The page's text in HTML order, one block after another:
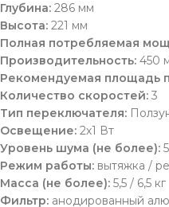
Глубина: 286 мм
Высота: 221 мм
Полная потребляемая
Производительность: 450
Рекомендуемая площадь
Количество скоростей: 3
Тип переключателя:
Освещение: 2х1 Вт
Уровень шума (не более):
Режим работы: вытяжка /
Масса (не более): 5,5 / 6,5 кг
Фильтр: анодированный